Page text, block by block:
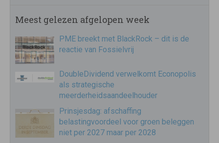
Meest gelezen afgelopen week
PME breekt met BlackRock – dit is de
reactie van Fossielvrij
DoubleDividend verwelkomt Econopolis
als strategische
meerderheidsaandeelhouder
Prinsjesdag: afschaffing
belastingvoordeel voor groen beleggen
niet per 2027 maar per 2028